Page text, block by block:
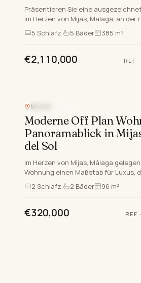
Präsentieren Sie eine
im Herzen von Mijas, Malaga, an der
Costa del Sol. Diese Fünf-Zimmer-
Schlafzimme…
5 Schlafz. 5 Bäder 385 m²
€2,110,000 REF ·
MIJAS
Moderne Off Plan
Panoramablick in
del Sol
Im Herzen von Mijas, Málaga
Wohnung einen Maßstab für Luxus,
del Sol lebt. Geplant bis zum Quartal
exklus…
2 Schlafz. 2 Bäder 96 m²
€320,000 REF ·